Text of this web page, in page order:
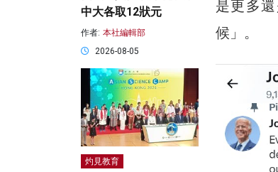
是更多
候」。
中大各取12狀元
作者: 本社編輯部
2026-08-05
灼見教育